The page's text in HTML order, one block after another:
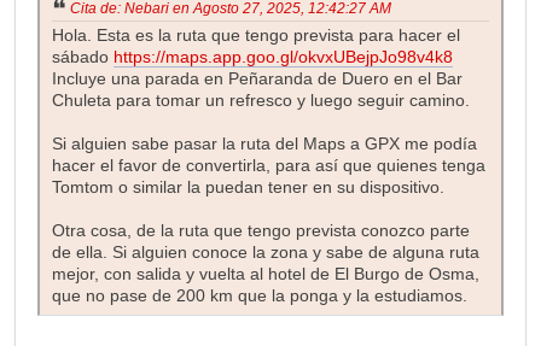
Cita de: Nebari en Agosto 27, 2025, 12:42:27 AM
Hola. Esta es la ruta que tengo prevista para hacer el
sábado https://maps.app.goo.gl/okvxUBejpJo98v4k8
Incluye una parada en Peñaranda de Duero en el Bar
Chuleta para tomar un refresco y luego seguir camino.
Si alguien sabe pasar la ruta del Maps a GPX me podía
hacer el favor de convertirla, para así que quienes tenga
Tomtom o similar la puedan tener en su dispositivo.
Otra cosa, de la ruta que tengo prevista conozco parte
de ella. Si alguien conoce la zona y sabe de alguna ruta
mejor, con salida y vuelta al hotel de El Burgo de Osma,
que no pase de 200 km que la ponga y la estudiamos.